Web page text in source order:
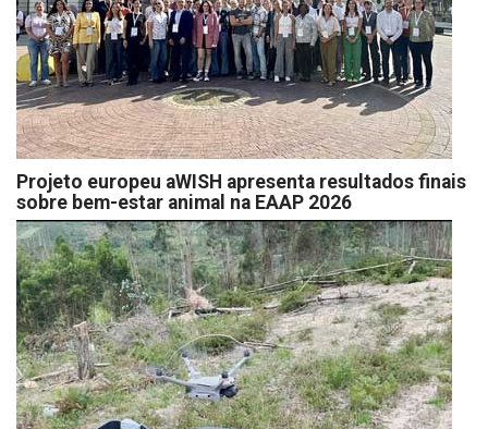
Projeto europeu aWISH apresenta resultados finais
sobre bem-estar animal na EAAP 2026